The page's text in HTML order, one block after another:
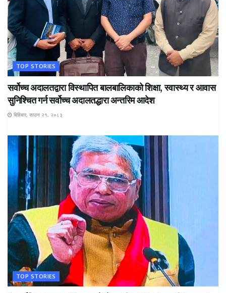
TOP STORIES
सर्वोच्च अदालतद्वारा विस्थापित बालबालिकाको शिक्षा, स्वास्थ्य र आवास
सुनिश्चित गर्न सर्वोच्च अदालतद्धारा अन्तरिम आदेश
बिहिबार, साउन २१, २०८३
TOP STORIES